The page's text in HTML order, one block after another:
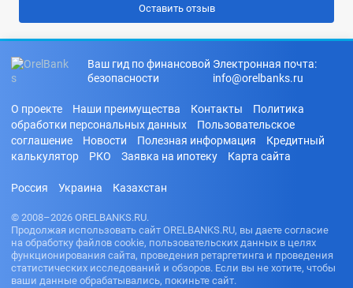
Ваш гид по финансовой
безопасности
Электронная почта:
info@orelbanks.ru
О проекте Наши преимущества Контакты
Политика
обработки персональных данных
Пользовательское
соглашение
Новости Полезная информация
Кредитный
калькулятор
РКО Заявка на ипотеку Карта сайта
Россия Украина Казахстан
© 2008–2026 ORELBANKS.RU.
Продолжая использовать сайт ORELBANKS.RU, вы даете согласие
на обработку файлов cookie, пользовательских данных в целях
функционирования сайта, проведения ретаргетинга и проведения
статистических исследований и обзоров. Если вы не хотите, чтобы
ваши данные обрабатывались, покиньте сайт.